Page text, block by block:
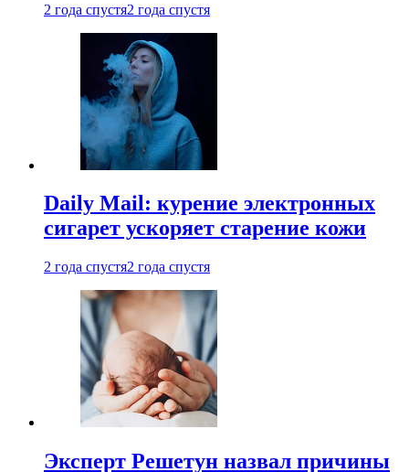
2 года спустя2 года спустя
Daily Mail: курение электронных
сигарет ускоряет старение кожи
2 года спустя2 года спустя
Эксперт Решетун назвал причины